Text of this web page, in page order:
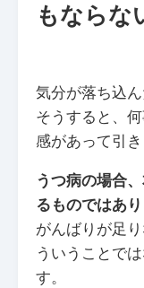
もならな
気分が落ち込ん
そうすると、
感があって引
うつ病の場合
るものではあり
がんばりが足
ういうことでは
す。